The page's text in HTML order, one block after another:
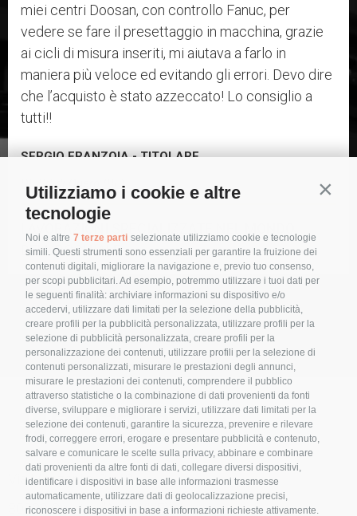
Utilizziamo i cookie e altre
tecnologie
Noi e altre 7 terze parti selezionate utilizziamo cookie e tecnologie
simili. Questi strumenti sono essenziali per garantire la fruizione dei
contenuti digitali, migliorare la navigazione e, previo tuo consenso,
per scopi pubblicitari. Ad esempio, potremmo utilizzare i tuoi dati per
le seguenti finalità: archiviare informazioni su dispositivo e/o
accedervi, utilizzare dati limitati per la selezione della pubblicità,
creare profili per la pubblicità personalizzata, utilizzare profili per la
selezione di pubblicità personalizzata, creare profili per la
personalizzazione dei contenuti, utilizzare profili per la selezione di
contenuti personalizzati, misurare le prestazioni degli annunci,
misurare le prestazioni dei contenuti, comprendere il pubblico
attraverso statistiche o la combinazione di dati provenienti da fonti
diverse, sviluppare e migliorare i servizi, utilizzare dati limitati per la
selezione dei contenuti, garantire la sicurezza, prevenire e rilevare
frodi, correggere errori, erogare e presentare pubblicità e contenuto,
salvare e comunicare le scelte sulla privacy, abbinare e combinare
dati provenienti da altre fonti di dati, collegare diversi dispositivi,
identificare i dispositivi in base alle informazioni trasmesse
automaticamente, utilizzare dati di geolocalizzazione precisi,
riconoscere i dispositivi in base a informazioni richieste attivamente.
miei centri Doosan, con controllo Fanuc, per
vedere se fare il presettaggio in macchina, grazie
ai cicli di misura inseriti, mi aiutava a farlo in
maniera più veloce ed evitando gli errori. Devo dire
che l’acquisto è stato azzeccato! Lo consiglio a
tutti!!
SERGIO FRANZOIA - TITOLARE
DF Srl di Quero (BL)
LAVORAZIONI SPECIALIZZATE NEL MONDO
DELL’OCCHIALE
Via Manzoni n. 8 - 12
30020 Quarto d’Altino (VE)